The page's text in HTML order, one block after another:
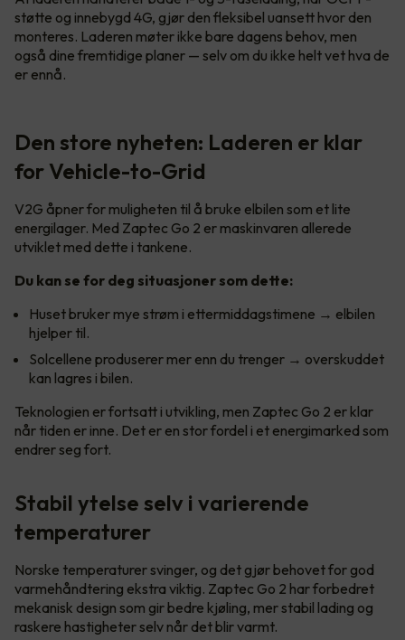
støtte og innebygd 4G, gjør den fleksibel uansett hvor den
monteres. Laderen møter ikke bare dagens behov, men
også dine fremtidige planer — selv om du ikke helt vet hva de
er ennå.
Den store nyheten: Laderen er klar
for Vehicle-to-Grid
V2G åpner for muligheten til å bruke elbilen som et lite
energilager. Med Zaptec Go 2 er maskinvaren allerede
utviklet med dette i tankene.
Du kan se for deg situasjoner som dette:
Huset bruker mye strøm i ettermiddagstimene → elbilen
hjelper til.
Solcellene produserer mer enn du trenger → overskuddet
kan lagres i bilen.
Teknologien er fortsatt i utvikling, men Zaptec Go 2 er klar
når tiden er inne. Det er en stor fordel i et energimarked som
endrer seg fort.
Stabil ytelse selv i varierende
temperaturer
Norske temperaturer svinger, og det gjør behovet for god
varmehåndtering ekstra viktig. Zaptec Go 2 har forbedret
mekanisk design som gir bedre kjøling, mer stabil lading og
raskere hastigheter selv når det blir varmt.